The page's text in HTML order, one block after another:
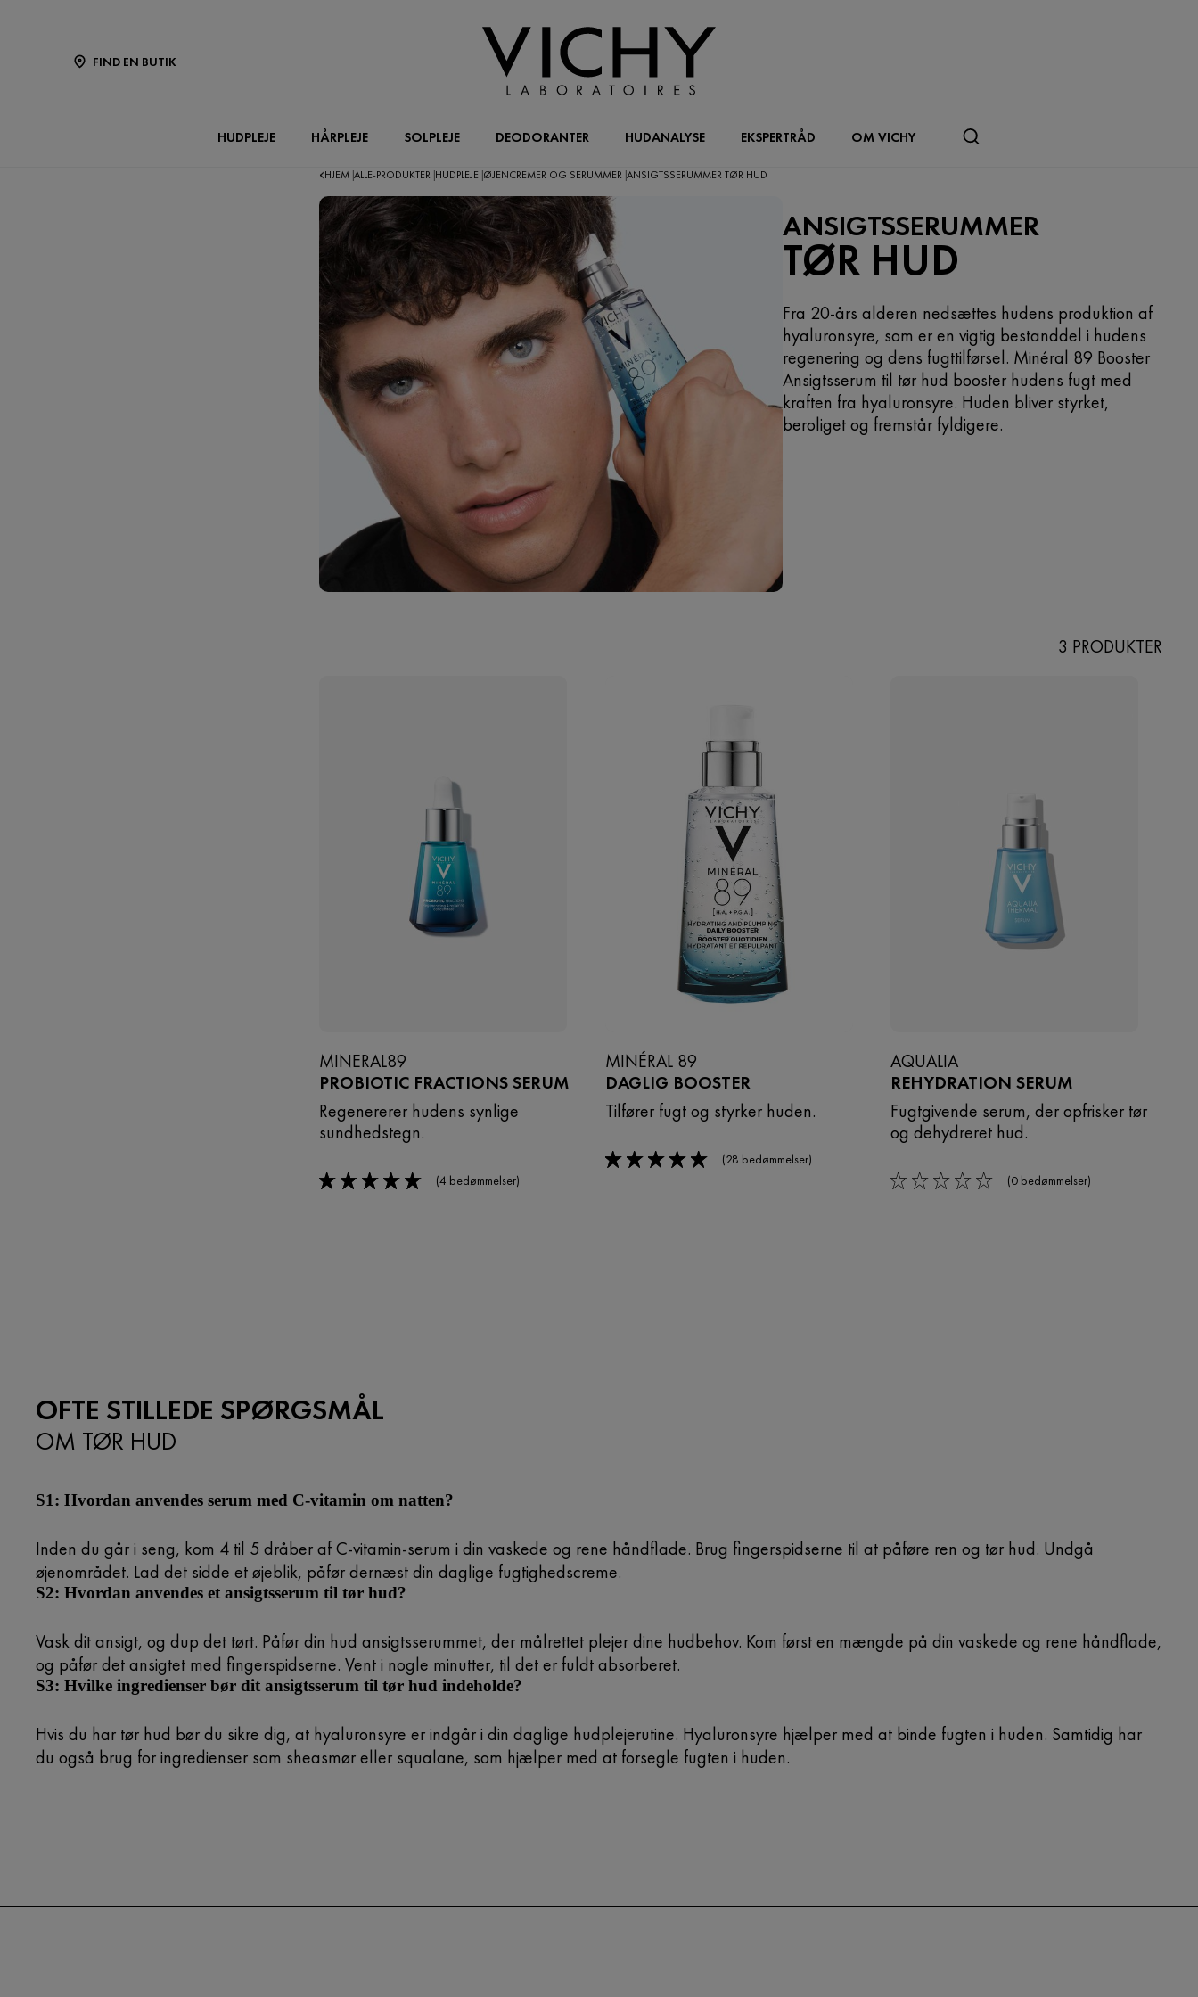
FIND EN BUTIK
HUDPLEJE HÅRPLEJE SOLPLEJE DEODORANTER HUDANALYSE EKSPERTRÅD OM VICHY
HJEM |ALLE-PRODUKTER HUDPLEJE ØJENCREMER OG SERUMMER |ANSIGTSSERUMMER TØR HUD
ANSIGTSSERUMMER
TØR HUD
Fra 20-års alderen nedsættes hudens produktion af
hyaluronsyre, som er en vigtig bestanddel i hudens
regenering og dens fugttilførsel. Minéral 89 Booster
Ansigtsserum til tør hud booster hudens fugt med
kraften fra hyaluronsyre. Huden bliver styrket,
beroliget og fremstår fyldigere.
3 PRODUKTER
MINERAL89
PROBIOTIC FRACTIONS SERUM
Regenererer hudens synlige
sundhedstegn.
5/5 (4 bedømmelser)
MINÉRAL 89
DAGLIG BOOSTER
Tilfører fugt og styrker huden.
5/5 (28 bedømmelser)
AQUALIA
REHYDRATION SERUM
Fugtgivende serum, der opfrisker tør
og dehydreret hud.
0/5 (0 bedømmelser)
OFTE STILLEDE SPØRGSMÅL
OM TØR HUD
S1: Hvordan anvendes serum med C-vitamin om natten?
Inden du går i seng, kom 4 til 5 dråber af C-vitamin-serum i din vaskede og rene håndflade. Brug fingerspidserne til at påføre ren og tør hud. Undgå
øjenområdet. Lad det sidde et øjeblik, påfør dernæst din daglige fugtighedscreme.
S2: Hvordan anvendes et ansigtsserum til tør hud?
Vask dit ansigt, og dup det tørt. Påfør din hud ansigtsserummet, der målrettet plejer dine hudbehov. Kom først en mængde på din vaskede og rene håndflade,
og påfør det ansigtet med fingerspidserne. Vent i nogle minutter, til det er fuldt absorberet.
S3: Hvilke ingredienser bør dit ansigtsserum til tør hud indeholde?
Hvis du har tør hud bør du sikre dig, at hyaluronsyre er indgår i din daglige hudplejerutine. Hyaluronsyre hjælper med at binde fugten i huden. Samtidig har
du også brug for ingredienser som sheasmør eller squalane, som hjælper med at forsegle fugten i huden.